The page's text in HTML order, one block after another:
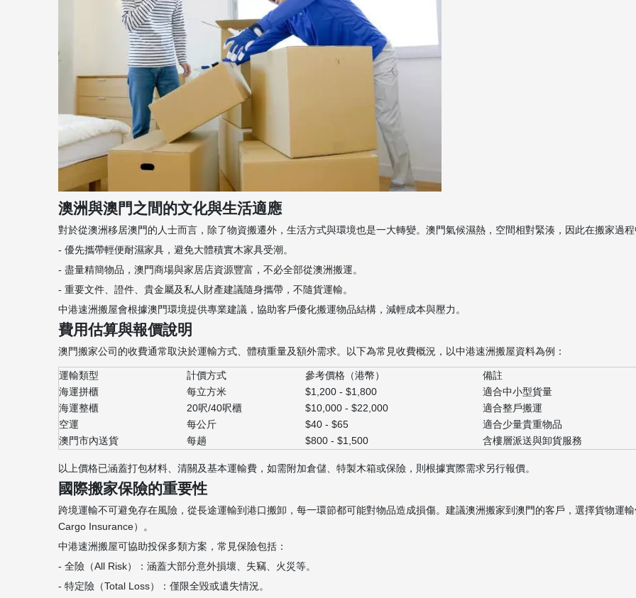
澳洲與澳門之間的文化與生活適應
對於從澳洲移居澳門的人士而言，除了物資搬遷外，生活方式與環境也是一大轉變。澳門氣候濕熱，空間相對緊湊，因此在搬家過程
- 優先攜帶輕便耐濕家具，避免大體積實木家具受潮。
- 盡量精簡物品，澳門商場與家居店資源豐富，不必全部從澳洲搬運。
- 重要文件、證件、貴金屬及私人財產建議隨身攜帶，不隨貨運輸。
中港速洲搬屋會根據澳門環境提供專業建議，協助客戶優化搬運物品結構，減輕成本與壓力。
費用估算與報價說明
澳門搬家公司的收費通常取決於運輸方式、體積重量及額外需求。以下為常見收費概況，以中港速洲搬屋資料為例：
運輸類型 計價方式 參考價格（港幣）
備註
海運拼櫃
每立方米 $1,200 - $1,800
適合中小型貨量
海運整櫃
20呎/40呎櫃 $10,000 - $22,000
適合整戶搬運
空運
每公斤 $40 - $65
適合少量貴重物品
澳門市內送貨
每趟 $800 - $1,500 含樓層派送與卸貨服務
以上價格已涵蓋打包材料、清關及基本運輸費，如需附加倉儲、特製木箱或保險，則根據實際需求另行報價。
國際搬家保險的重要性
跨境運輸不可避免存在風險，從長途運輸到港口搬卸，每一環節都可能對物品造成損傷。建議澳洲搬家到澳門的客戶，選擇貨物運
Cargo Insurance）。
中港速洲搬屋可協助投保多類方案，常見保險包括：
- 全險（All Risk）：涵蓋大部分意外損壞、失竊、火災等。
- 特定險（Total Loss）：僅限全毀或遺失情況。